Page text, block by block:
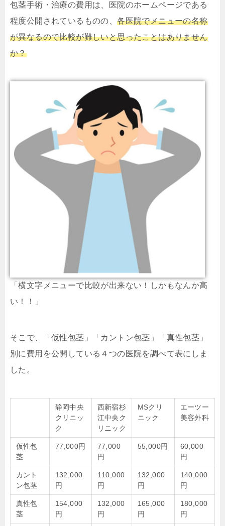
包茎手術・治療の費用は、医院のホームページである
程度公開されているものの、各医院でメニューの名称
が異なるので比較が難しいと思ったことはありません
か？
「横文字メニューで比較が出来ない！しかもなんか高
い！！」
そこで、「仮性包茎」「カントン包茎」「真性包茎」
別に費用を公開している４つの医院を調べて表にしま
した。
静岡中央
クリニッ
ク
西新宿杉
江中央ク
リニック
MSクリ
ニック
エーツー
美容外科
仮性包
茎
77,000円
77,000
円
55,000円
60,000
円
カント
ン包茎
132,000
円
110,000
円
132,000
円
140,000
円
真性包
茎
154,000
円
132,000
円
165,000
円
180,000
円